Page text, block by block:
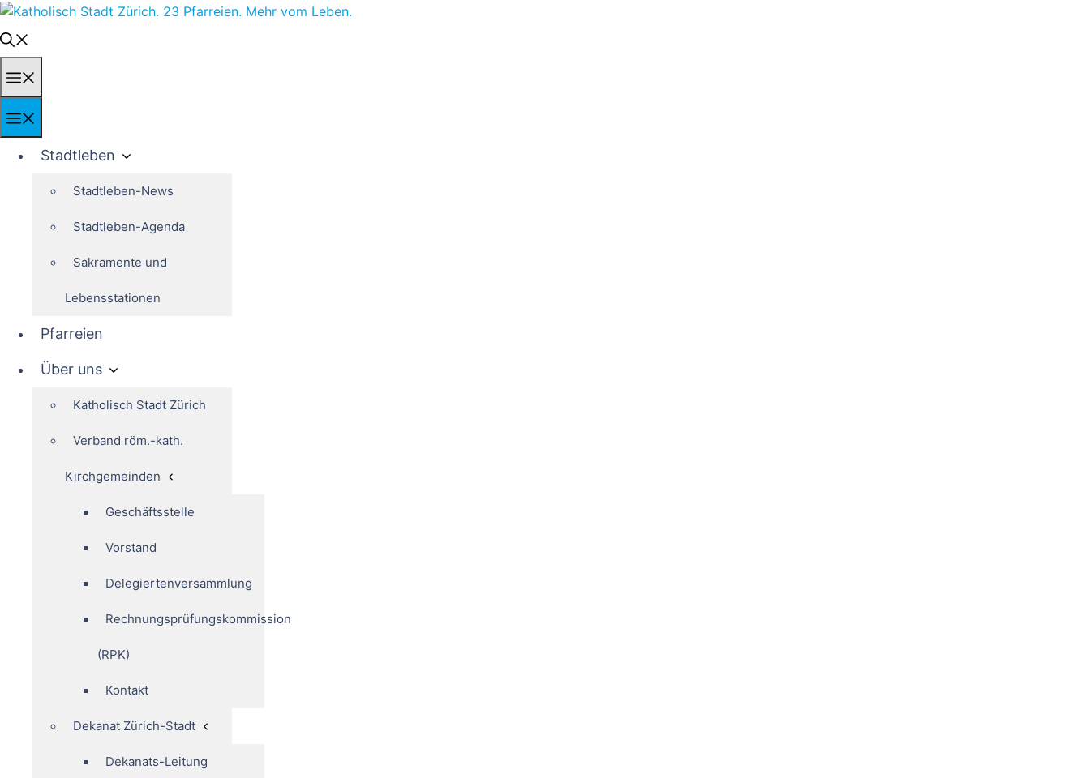
Springe
zum
Inhalt
Stadtleben
Stadtleben-News
Stadtleben-Agenda
Sakramente und
Lebensstationen
Pfarreien
Über uns
Katholisch Stadt Zürich
Verband röm.-kath.
Kirchgemeinden
Geschäftsstelle
Vorstand
Delegiertenversammlung
Rechnungsprüfungskommission
(RPK)
Kontakt
Dekanat Zürich-Stadt
Dekanats-Leitung